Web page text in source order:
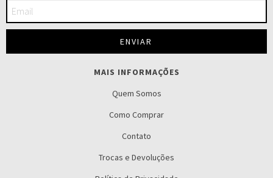
MAIS INFORMAÇÕES
Quem Somos
Como Comprar
Contato
Trocas e Devoluções